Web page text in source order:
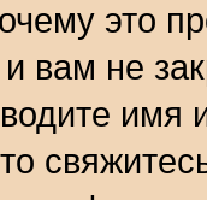
это
вам не